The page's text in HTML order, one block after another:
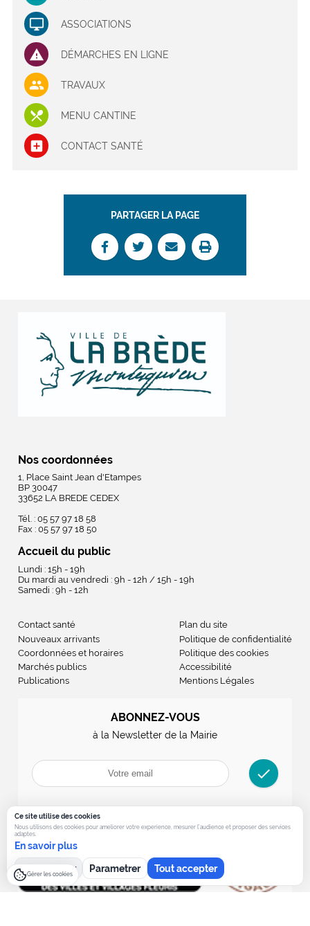
ASSOCIATIONS
DÉMARCHES EN LIGNE
TRAVAUX
MENU CANTINE
CONTACT SANTÉ
PARTAGER LA PAGE
Nos coordonnées
1, Place Saint Jean d'Etampes
BP 30047
33652 LA BREDE CEDEX
Tél. : 05 57 97 18 58
Fax : 05 57 97 18 50
Accueil du public
Lundi : 15h - 19h
Du mardi au vendredi : 9h - 12h / 15h - 19h
Samedi : 9h - 12h
Contact santé
Nouveaux arrivants
Coordonnées et horaires
Marchés publics
Publications
Plan du site
Politique de confidentialité
Politique des cookies
Accessibilité
Mentions Légales
ABONNEZ-VOUS
à la Newsletter de la Mairie
check
Ce site utilise des cookies
Nous utilisons des cookies pour ameliorer votre experience, mesurer l’audience et proposer des services
adaptes.
En savoir plus
Tout refuser Parametrer Tout accepter
Gérer les cookies